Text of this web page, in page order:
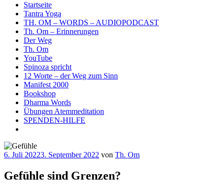
Startseite
Tantra Yoga
TH. OM – WORDS – AUDIOPODCAST
Th. Om – Erinnerungen
Der Weg
Th. Om
YouTube
Spinoza spricht
12 Worte – der Weg zum Sinn
Manifest 2000
Bookshop
Dharma Words
Übungen Atemmeditation
SPENDEN-HILFE
Veröffentlicht
6. Juli 20223. September 2022 von Th. Om
Gefühle sind Grenzen?